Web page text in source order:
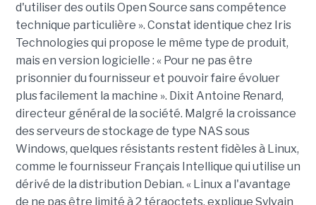
d'utiliser des outils Open Source sans compétence
technique particulière ». Constat identique chez Iris
Technologies qui propose le même type de produit,
mais en version logicielle : « Pour ne pas être
prisonnier du fournisseur et pouvoir faire évoluer
plus facilement la machine ». Dixit Antoine Renard,
directeur général de la société. Malgré la croissance
des serveurs de stockage de type NAS sous
Windows, quelques résistants restent fidèles à Linux,
comme le fournisseur Français Intellique qui utilise un
dérivé de la distribution Debian. « Linux a l'avantage
de ne pas être limité à 2 téraoctets, explique Sylvain